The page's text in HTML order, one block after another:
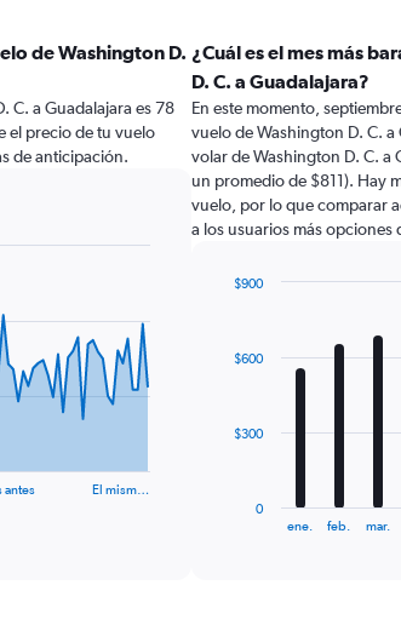
de Washington D.
C. a Guadalajara es 78
el precio de tu vuelo
de anticipación.
antes El mism…
¿Cuál es el mes más
D. C. a Guadalajara?
En este momento,
vuelo de Washington D. C.
volar de Washington D. C. a
un promedio de $811). Hay
vuelo, por lo que comparar
a los usuarios más opciones
12
The
ene. feb. mar.
0
$300
$600
$900